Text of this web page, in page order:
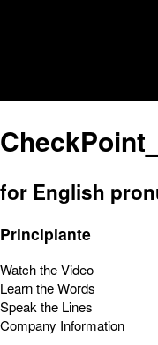
for English
Principiante
Watch the Video
Learn the Words
Speak the Lines
Company Information